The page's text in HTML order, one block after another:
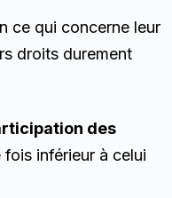
ce qui concerne leur
droits durement
des
inférieur à celui